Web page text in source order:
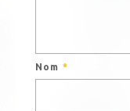
Nom *